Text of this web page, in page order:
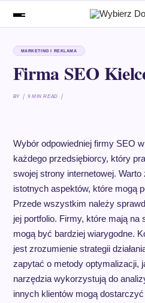
MARKETING I REKLAMA
Firma SEO
BY 9 MIN READ
Wybór odpowiedniej firmy SEO
każdego przedsiębiorcy, który
swojej strony internetowej.
istotnych aspektów, które mogą
Przede wszystkim należy
jej portfolio. Firmy, które mają na
mogą być bardziej wiarygodne.
jest zrozumienie strategii
zapytać o metody optymalizacji,
narzędzia wykorzystują do
innych klientów mogą